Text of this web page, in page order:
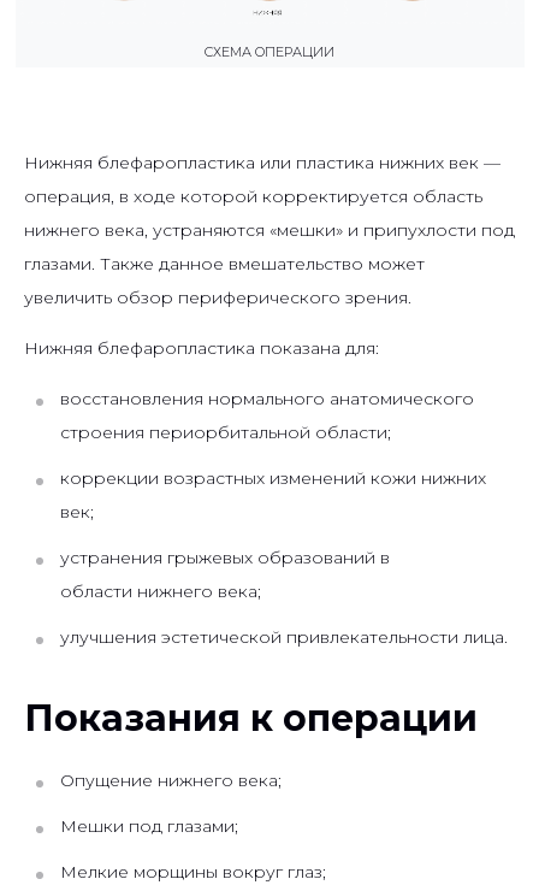
СХЕМА ОПЕРАЦИИ
Нижняя блефаропластика или пластика нижних век —
операция, в ходе которой корректируется область
нижнего века, устраняются «мешки» и припухлости под
глазами. Также данное вмешательство может
увеличить обзор периферического зрения.
Нижняя блефаропластика показана для:
восстановления нормального анатомического
строения периорбитальной области;
коррекции возрастных изменений кожи нижних
век;
устранения грыжевых образований в
области нижнего века;
улучшения эстетической привлекательности лица.
Показания к операции
Опущение нижнего века;
Мешки под глазами;
Мелкие морщины вокруг глаз;